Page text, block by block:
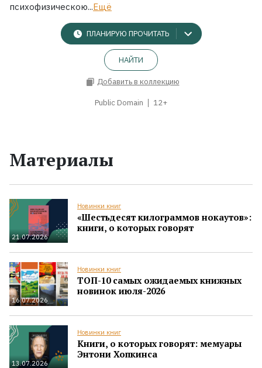
психофизическою...Ещё
ПЛАНИРУЮ ПРОЧИТАТЬ
НАЙТИ
Добавить в коллекцию
Public Domain 12+
Материалы
21.07.2026
Новинки книг
«Шестьдесят килограммов нокаутов»:
книги, о которых говорят
16.07.2026
Новинки книг
ТОП-10 самых ожидаемых книжных
новинок июля-2026
13.07.2026
Новинки книг
Книги, о которых говорят: мемуары
Энтони Хопкинса